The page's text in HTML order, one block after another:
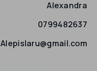
Alexandra
0799482637
Alepislaru@gmail.com